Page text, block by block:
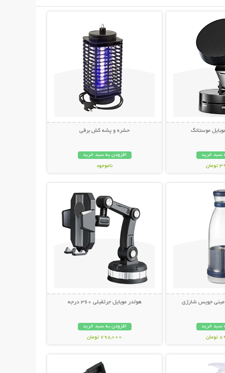
موستانگ
سبد خرید
حشره و پشه کش برقی
افزودن به سبد خرید
ناموجود
مینی جویس شارژی
سبد خرید
هولدر موبایل جرثقیلی 360 درجه
افزودن به سبد خرید
798,000 تومان